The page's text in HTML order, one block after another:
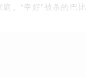
。“幸好”被杀的巴比